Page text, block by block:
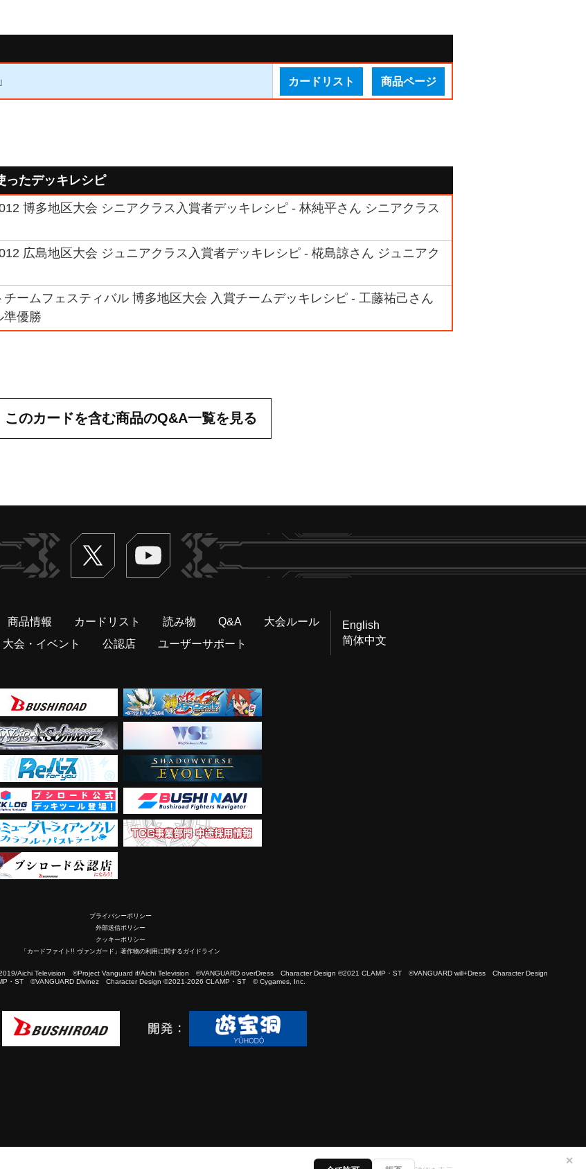
✕
カードリスト 商品ページ
ったデッキレシピ
博多地区大会 シニアクラス入賞者デッキレシピ - 林純平さん シニアクラス
広島地区大会 ジュニアクラス入賞者デッキレシピ - 椛島諒さん ジュニアク
ームフェスティバル 博多地区大会 入賞チームデッキレシピ - 工藤祐己さん
準優勝
このカードを含む商品のQ&A一覧を見る
Twitter ヴァンガードch
商品情報 カードリスト 読み物 Q&A
大会ルール
大会・イベント 公認店 ユーザーサポート
English
简体中文
プライバシーポリシー
外部送信ポリシー
クッキーポリシー
「カードファイト!! ヴァンガード」著作物の利用に関するガイドライン
Aichi Television ©Project Vanguard if/Aichi Television ©VANGUARD overDress Character Design ©2021 CLAMP・ST ©VANGUARD will+Dress Character Design
・ST ©VANGUARD Divinez Character Design ©2021-2026 CLAMP・ST © Cygames, Inc.